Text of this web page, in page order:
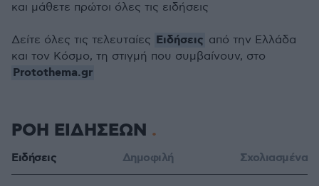
και μάθετε πρώτοι όλες τις ειδήσεις
Δείτε όλες τις τελευταίες Ειδήσεις από την Ελλάδα
και τον Κόσμο, τη στιγμή που συμβαίνουν, στο
Protothema.gr
ΡΟΗ ΕΙΔΗΣΕΩΝ
Ειδήσεις Δημοφιλή Σχολιασμένα